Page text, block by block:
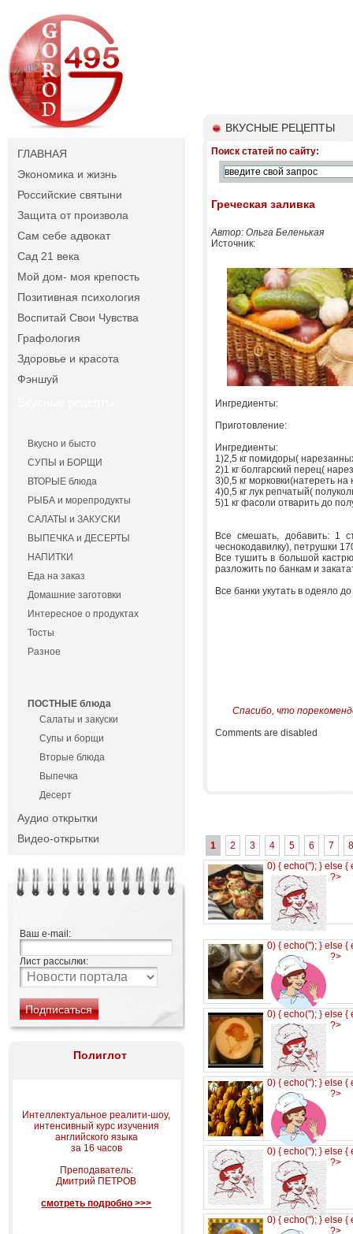
ГЛАВНАЯ
Экономика и жизнь
Российские святыни
Защита от произвола
Сам себе адвокат
Сад 21 века
Мой дом- моя крепость
Позитивная психология
Воспитай Свои Чувства
Графология
Здоровье и красота
Фэншуй
Вкусно и бысто
СУПЫ и БОРЩИ
ВТОРЫЕ блюда
РЫБА и морепродукты
САЛАТЫ и ЗАКУСКИ
ВЫПЕЧКА и ДЕСЕРТЫ
НАПИТКИ
Еда на заказ
Домашние заготовки
Интересное о продуктах
Тосты
Разное
ПОСТНЫЕ блюда
Салаты и закуски
Супы и борщи
Вторые блюда
Выпечка
Десерт
Аудио открытки
Видео-открытки
Ваш e-mail:
Лист рассылки:
Полиглот
Интеллектуальное реалити-шоу,
интенсивный курс изучения
английского языка
за 16 часов
Преподаватель:
Дмитрий ПЕТРОВ
смотреть подробно >>>
ВКУСНЫЕ РЕЦЕПТЫ
Поиск статей по сайту:
Греческая заливка
Автор: Ольга Беленькая
Источник:
Ингредиенты:
Приготовление:
Ингредиенты:
1)2,5 кг помидоры(
2)1 кг болгарский перец(
3)0,5 кг морковки(натереть на
4)0,5 кг лук репчатый(
5)1 кг фасоли отварить до
Все смешать, добавить: 1
чеснокодавилку), петрушки
Все тушить в большой
разложить по банкам и
Все банки укутать в одеяло
Спасибо, что
Comments are disabled
1 2 3 4 5 6 7
8
0) { echo(''); } else {
?>
0) { echo(''); } else {
?>
0) { echo(''); } else {
?>
0) { echo(''); } else {
?>
0) { echo(''); } else {
?>
0) { echo(''); } else {
?>